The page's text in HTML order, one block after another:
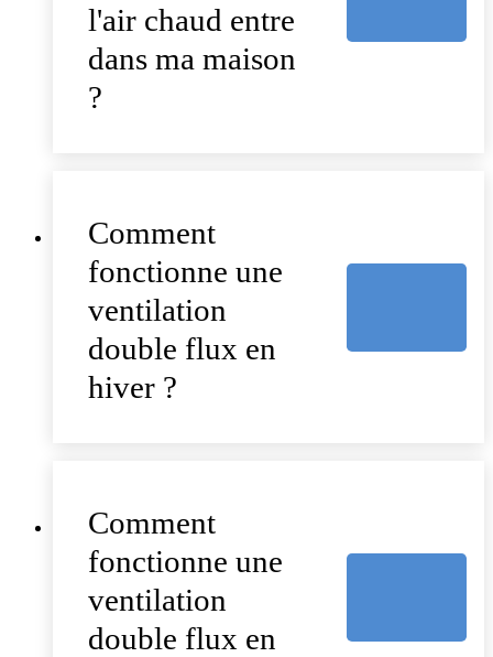
l'air chaud entre
dans ma maison
?
Comment
fonctionne une
ventilation
double flux en
hiver ?
Comment
fonctionne une
ventilation
double flux en